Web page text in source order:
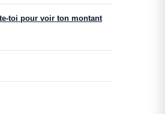
toi pour voir ton montant